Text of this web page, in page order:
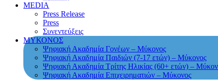
MEDIA
Press Release
Press
Συνεντεύξεις
ΜΥΚΟΝΟΣ
Ψηφιακή Ακαδημία Γονέων – Μύκονος
Ψηφιακή Ακαδημία Παιδιών (7-17 ετών) – Μύκονος
Ψηφιακή Ακαδημία Τρίτης Ηλικίας (60+ ετών) –
Ψηφιακή Ακαδημία Επιχειρηματιών – Μύκονος